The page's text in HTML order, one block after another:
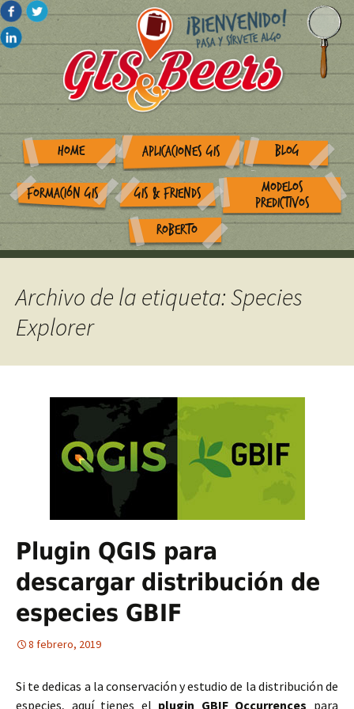
HOME APLICACIONES GIS BLOG
FORMACIÓN GIS GIS & FRIENDS
MODELOS
PREDICTIVOS
ROBERTO
Archivo de la etiqueta: Species
Explorer
Plugin QGIS para
descargar distribución de
especies GBIF
8 febrero, 2019
Si te dedicas a la conservación y estudio de la distribución de
especies, aquí tienes el plugin GBIF Occurrences para